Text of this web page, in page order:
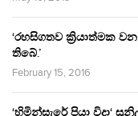
‘රහසිගතව ක්‍රියාත්මක
තිබේ.’
February 15, 2016
‘හිමින්සැරේ පියා විදා‘